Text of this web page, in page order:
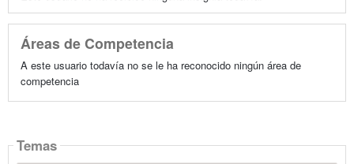
Áreas de Competencia
A este usuario todavía no se le ha reconocido ningún área de
competencia
Temas